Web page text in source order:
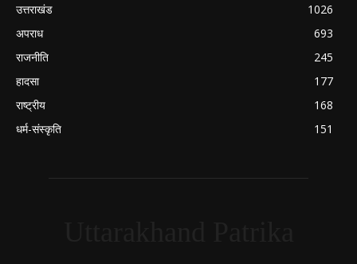
उत्तराखंड
1026
अपराध
693
राजनीति
245
हादसा
177
राष्ट्रीय
168
धर्म-संस्कृति
151